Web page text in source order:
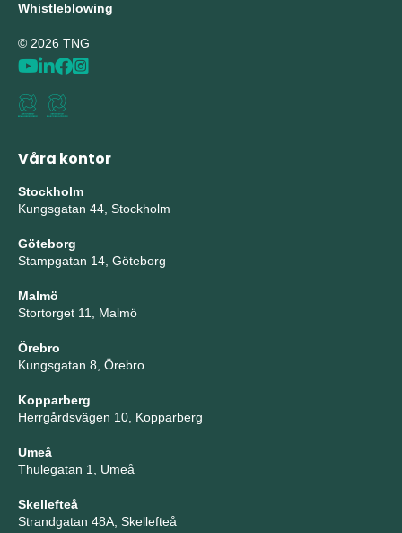
Whistleblowing
© 2026 TNG
Våra kontor
Stockholm
Kungsgatan 44, Stockholm
Göteborg
Stampgatan 14, Göteborg
Malmö
Stortorget 11, Malmö
Örebro
Kungsgatan 8, Örebro
Kopparberg
Herrgårdsvägen 10, Kopparberg
Umeå
Thulegatan 1, Umeå
Skellefteå
Strandgatan 48A, Skellefteå